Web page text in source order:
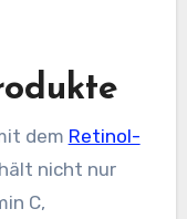
dem Retinol-
nicht nur
C,